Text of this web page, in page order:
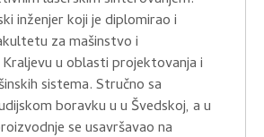
inženjer koji je diplomirao i
za mašinstvo i
u oblasti projektovanja i
sistema. Stručno sa
boravku u u Švedskoj, a u
se usavršavao na